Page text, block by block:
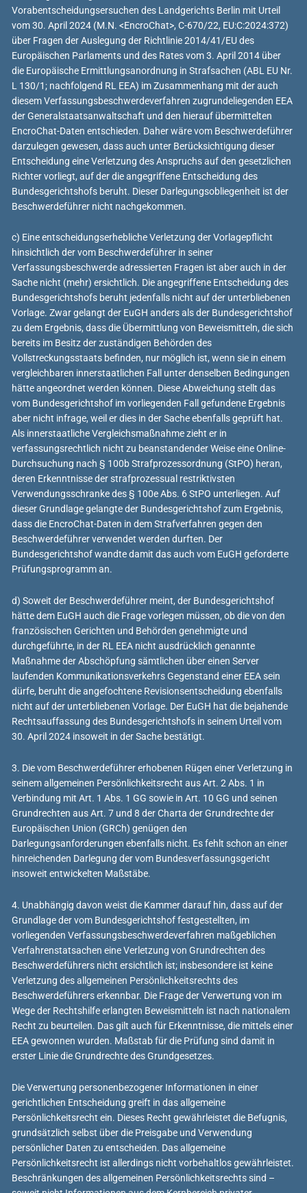
Vorabentscheidungsersuchen des Landgerichts Berlin mit Urteil
vom 30. April 2024 (M.N. <EncroChat>, C-670/22, EU:C:2024:372)
über Fragen der Auslegung der Richtlinie 2014/41/EU des
Europäischen Parlaments und des Rates vom 3. April 2014 über
die Europäische Ermittlungsanordnung in Strafsachen (ABL EU Nr.
L 130/1; nachfolgend RL EEA) im Zusammenhang mit der auch
diesem Verfassungsbeschwerdeverfahren zugrundeliegenden EEA
der Generalstaatsanwaltschaft und den hierauf übermittelten
EncroChat-Daten entschieden. Daher wäre vom Beschwerdeführer
darzulegen gewesen, dass auch unter Berücksichtigung dieser
Entscheidung eine Verletzung des Anspruchs auf den gesetzlichen
Richter vorliegt, auf der die angegriffene Entscheidung des
Bundesgerichtshofs beruht. Dieser Darlegungsobliegenheit ist der
Beschwerdeführer nicht nachgekommen.
c) Eine entscheidungserhebliche Verletzung der Vorlagepflicht
hinsichtlich der vom Beschwerdeführer in seiner
Verfassungsbeschwerde adressierten Fragen ist aber auch in der
Sache nicht (mehr) ersichtlich. Die angegriffene Entscheidung des
Bundesgerichtshofs beruht jedenfalls nicht auf der unterbliebenen
Vorlage. Zwar gelangt der EuGH anders als der Bundesgerichtshof
zu dem Ergebnis, dass die Übermittlung von Beweismitteln, die sich
bereits im Besitz der zuständigen Behörden des
Vollstreckungsstaats befinden, nur möglich ist, wenn sie in einem
vergleichbaren innerstaatlichen Fall unter denselben Bedingungen
hätte angeordnet werden können. Diese Abweichung stellt das
vom Bundesgerichtshof im vorliegenden Fall gefundene Ergebnis
aber nicht infrage, weil er dies in der Sache ebenfalls geprüft hat.
Als innerstaatliche Vergleichsmaßnahme zieht er in
verfassungsrechtlich nicht zu beanstandender Weise eine Online-
Durchsuchung nach § 100b Strafprozessordnung (StPO) heran,
deren Erkenntnisse der strafprozessual restriktivsten
Verwendungsschranke des § 100e Abs. 6 StPO unterliegen. Auf
dieser Grundlage gelangte der Bundesgerichtshof zum Ergebnis,
dass die EncroChat-Daten in dem Strafverfahren gegen den
Beschwerdeführer verwendet werden durften. Der
Bundesgerichtshof wandte damit das auch vom EuGH geforderte
Prüfungsprogramm an.
d) Soweit der Beschwerdeführer meint, der Bundesgerichtshof
hätte dem EuGH auch die Frage vorlegen müssen, ob die von den
französischen Gerichten und Behörden genehmigte und
durchgeführte, in der RL EEA nicht ausdrücklich genannte
Maßnahme der Abschöpfung sämtlichen über einen Server
laufenden Kommunikationsverkehrs Gegenstand einer EEA sein
dürfe, beruht die angefochtene Revisionsentscheidung ebenfalls
nicht auf der unterbliebenen Vorlage. Der EuGH hat die bejahende
Rechtsauffassung des Bundesgerichtshofs in seinem Urteil vom
30. April 2024 insoweit in der Sache bestätigt.
3. Die vom Beschwerdeführer erhobenen Rügen einer Verletzung in
seinem allgemeinen Persönlichkeitsrecht aus Art. 2 Abs. 1 in
Verbindung mit Art. 1 Abs. 1 GG sowie in Art. 10 GG und seinen
Grundrechten aus Art. 7 und 8 der Charta der Grundrechte der
Europäischen Union (GRCh) genügen den
Darlegungsanforderungen ebenfalls nicht. Es fehlt schon an einer
hinreichenden Darlegung der vom Bundesverfassungsgericht
insoweit entwickelten Maßstäbe.
4. Unabhängig davon weist die Kammer darauf hin, dass auf der
Grundlage der vom Bundesgerichtshof festgestellten, im
vorliegenden Verfassungsbeschwerdeverfahren maßgeblichen
Verfahrenstatsachen eine Verletzung von Grundrechten des
Beschwerdeführers nicht ersichtlich ist; insbesondere ist keine
Verletzung des allgemeinen Persönlichkeitsrechts des
Beschwerdeführers erkennbar. Die Frage der Verwertung von im
Wege der Rechtshilfe erlangten Beweismitteln ist nach nationalem
Recht zu beurteilen. Das gilt auch für Erkenntnisse, die mittels einer
EEA gewonnen wurden. Maßstab für die Prüfung sind damit in
erster Linie die Grundrechte des Grundgesetzes.
Die Verwertung personenbezogener Informationen in einer
gerichtlichen Entscheidung greift in das allgemeine
Persönlichkeitsrecht ein. Dieses Recht gewährleistet die Befugnis,
grundsätzlich selbst über die Preisgabe und Verwendung
persönlicher Daten zu entscheiden. Das allgemeine
Persönlichkeitsrecht ist allerdings nicht vorbehaltlos gewährleistet.
Beschränkungen des allgemeinen Persönlichkeitsrechts sind –